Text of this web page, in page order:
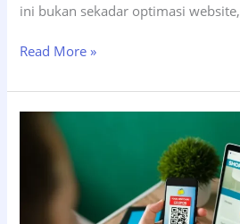
ini bukan sekadar optimasi website,
5
Pilih
Jasa
Surabaya
Dominasi
Pencarian
Read More »